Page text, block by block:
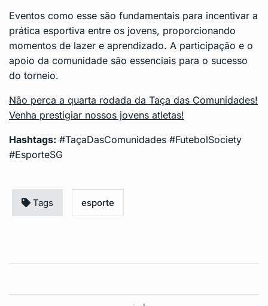
Eventos como esse são fundamentais para incentivar a
prática esportiva entre os jovens, proporcionando
momentos de lazer e aprendizado. A participação e o
apoio da comunidade são essenciais para o sucesso
do torneio.
Não perca a quarta rodada da Taça das Comunidades!
Venha prestigiar nossos jovens atletas!
Hashtags: #TaçaDasComunidades #FutebolSociety
#EsporteSG
Tags esporte